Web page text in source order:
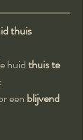
thuis
huid thuis te
een blijvend